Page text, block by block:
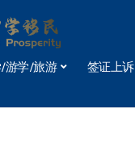
游学/旅游 签证上诉